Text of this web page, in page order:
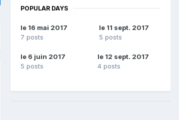
POPULAR DAYS
le 16 mai 2017
7 posts
le 11 sept. 2017
5 posts
le 6 juin 2017
5 posts
le 12 sept. 2017
4 posts